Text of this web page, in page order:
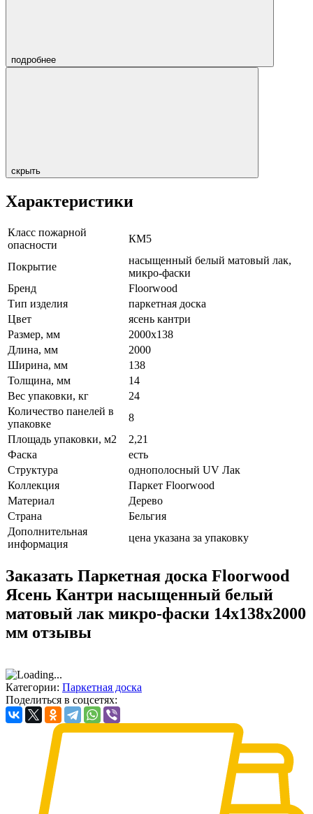
подробнее
скрыть
Характеристики
Класс пожарной
опасности
КМ5
Покрытие
насыщенный белый матовый лак,
микро-фаски
Бренд
Floorwood
Тип изделия
паркетная доска
Цвет
ясень кантри
Размер, мм
2000х138
Длина, мм
2000
Ширина, мм
138
Толщина, мм
14
Вес упаковки, кг
24
Количество панелей в
упаковке
8
Площадь упаковки, м2
2,21
Фаска
есть
Структура
однополосный UV Лак
Коллекция
Паркет Floorwood
Материал
Дерево
Страна
Бельгия
Дополнительная
информация
цена указана за упаковку
Заказать Паркетная доска Floorwood
Ясень Кантри насыщенный белый
матовый лак микро-фаски 14х138х2000
мм отзывы
Категории: Паркетная доска
Поделиться в соцсетях: